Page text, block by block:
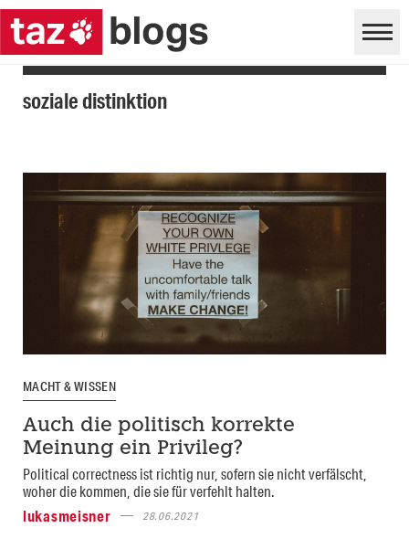
soziale distinktion
MACHT & WISSEN
Auch die politisch korrekte
Meinung ein Privileg?
Political correctness ist richtig nur, sofern sie nicht verfälscht,
woher die kommen, die sie für verfehlt halten.
lukasmeisner
28.06.2021